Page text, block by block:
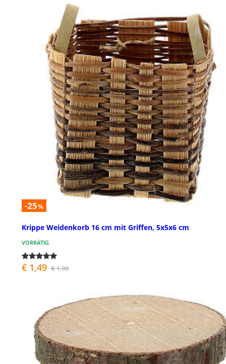
-25%
Krippe Weidenkorb 16 cm mit Griffen, 5x5x6 cm
VORRÄTIG
€ 1,49 € 1,99